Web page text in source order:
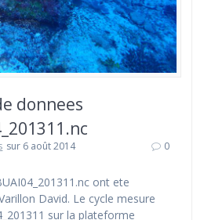
donnees
sur 6 août 2014 0
ont ete
David. Le cycle mesure
sur la plateforme